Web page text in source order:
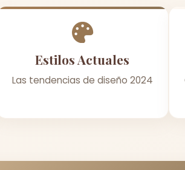
Estilos Actuales
Las tendencias de diseño 2024